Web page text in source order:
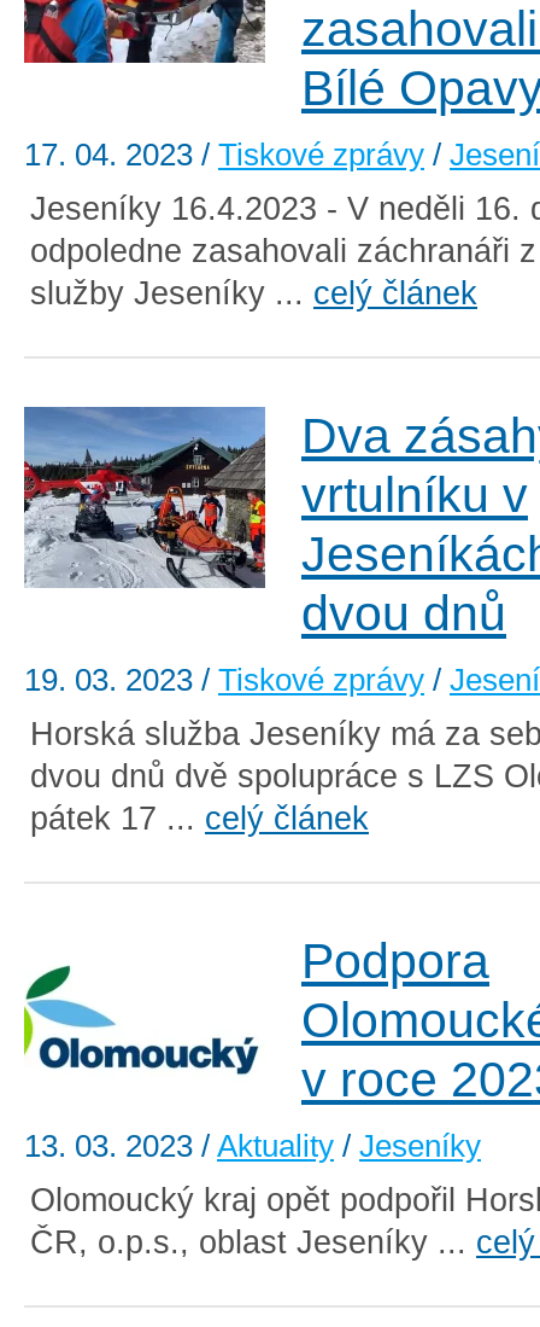
Bílé
17. 04. 2023 / Tiskové zprávy /
Jeseníky 16.4.2023 - V neděli 16.
odpoledne zasahovali záchranáři
služby Jeseníky ... celý článek
Dva
vrtulníku v
dvou dnů
19. 03. 2023 / Tiskové zprávy /
Horská služba Jeseníky má za
dvou dnů dvě spolupráce s LZS
pátek 17 ... celý článek
Podpora
v roce
13. 03. 2023 / Aktuality / Jeseníky
Olomoucký kraj opět podpořil
ČR, o.p.s., oblast Jeseníky ...